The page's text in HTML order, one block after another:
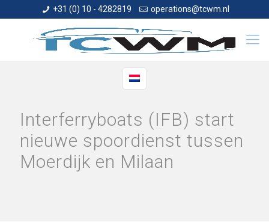
+31 (0) 10 - 4282819 operations@tcwm.nl
Interferryboats (IFB) start
nieuwe spoordienst tussen
Moerdijk en Milaan